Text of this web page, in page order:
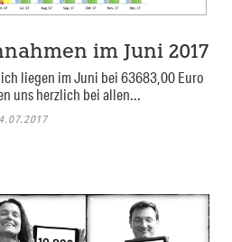
im Juni 2017
liegen im Juni bei 63683,00 Euro
uns herzlich bei allen...